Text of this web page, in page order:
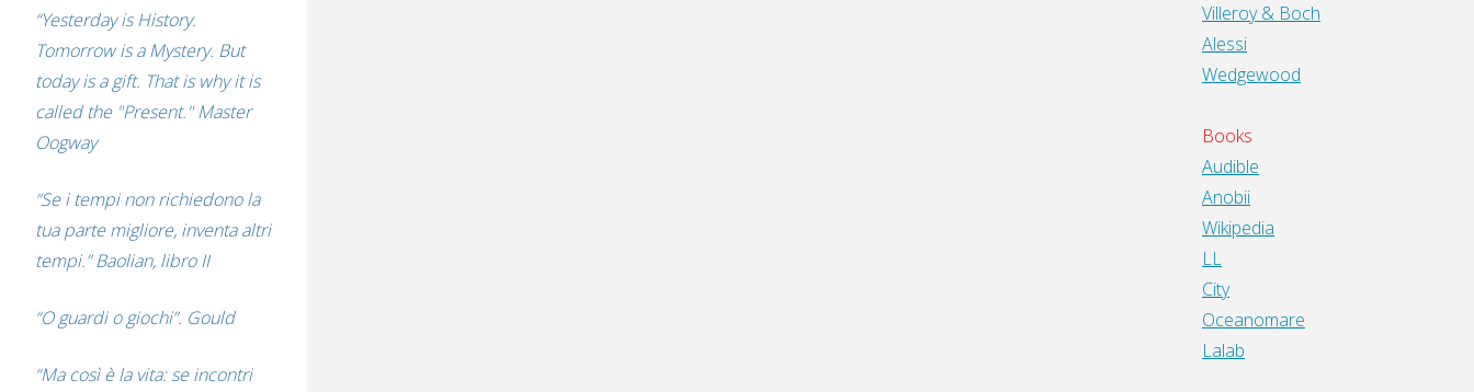
“Yesterday is History.
Tomorrow is a Mystery. But
today is a gift. That is why it is
called the "Present." Master
Oogway
“Se i tempi non richiedono la
tua parte migliore, inventa altri
tempi.” Baolian, libro II
“O guardi o giochi”. Gould
“Ma così è la vita: se incontri
Villeroy & Boch
Alessi
Wedgewood
Books
Audible
Anobii
Wikipedia
LL
City
Oceanomare
Lalab